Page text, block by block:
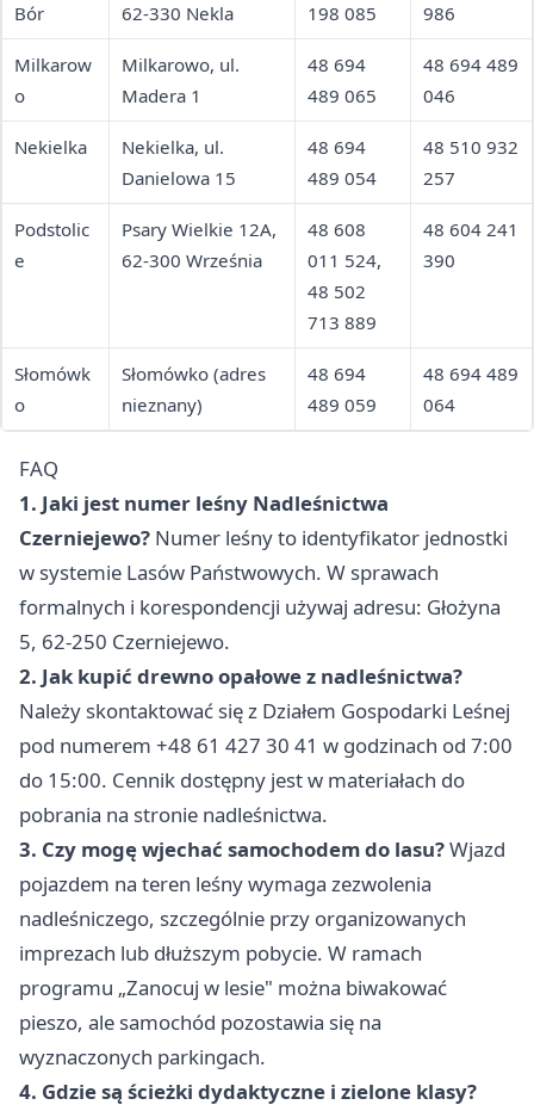
Bór
62-330 Nekla
198 085
986
Milkarow
o
Milkarowo, ul.
Madera 1
48 694
489 065
48 694 489
046
Nekielka
Nekielka, ul.
Danielowa 15
48 694
489 054
48 510 932
257
Podstolic
e
Psary Wielkie 12A,
62-300 Września
48 608
011 524,
48 502
713 889
48 604 241
390
Słomówk
o
Słomówko (adres
nieznany)
48 694
489 059
48 694 489
064
FAQ
1. Jaki jest numer leśny Nadleśnictwa
Czerniejewo? Numer leśny to identyfikator jednostki
w systemie Lasów Państwowych. W sprawach
formalnych i korespondencji używaj adresu: Głożyna
5, 62-250 Czerniejewo.
2. Jak kupić drewno opałowe z nadleśnictwa?
Należy skontaktować się z Działem Gospodarki Leśnej
pod numerem +48 61 427 30 41 w godzinach od 7:00
do 15:00. Cennik dostępny jest w materiałach do
pobrania na stronie nadleśnictwa.
3. Czy mogę wjechać samochodem do lasu?Wjazd
pojazdem na teren leśny wymaga zezwolenia
nadleśniczego, szczególnie przy organizowanych
imprezach lub dłuższym pobycie. W ramach
programu „Zanocuj w lesie" można biwakować
pieszo, ale samochód pozostawia się na
wyznaczonych parkingach.
4. Gdzie są ścieżki dydaktyczne i zielone klasy?